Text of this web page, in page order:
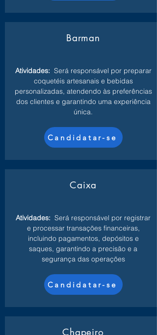
Barman
Atividades: Será responsável por preparar
coquetéis artesanais e bebidas
personalizadas, atendendo às preferências
dos clientes e garantindo uma experiência
única.
Candidatar-se
Caixa
Atividades: Será responsável por registrar
e processar transações financeiras,
incluindo pagamentos, depósitos e
saques, garantindo a precisão e a
segurança das operações
Candidatar-se
Chapeiro